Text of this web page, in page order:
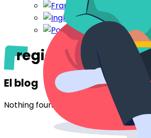
región de occitania
El blog
Nothing found.